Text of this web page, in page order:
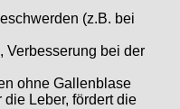
(z.B. bei
Verbesserung bei der
ohne Gallenblase
Leber, fördert die